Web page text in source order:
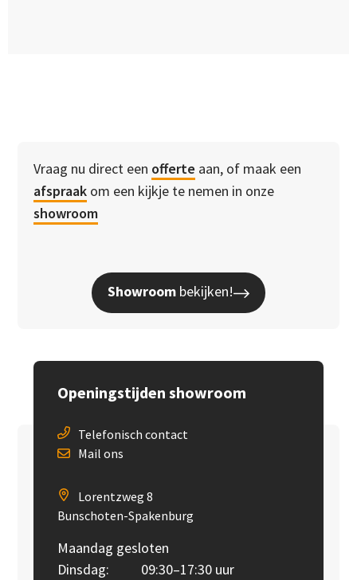
Vraag nu direct een offerte aan, of maak een
afspraak om een kijkje te nemen in onze
showroom
Showroom bekijken!
Openingstijden showroom
Telefonisch contact
Mail ons
Lorentzweg 8
Bunschoten-Spakenburg
Maandag gesloten
Dinsdag: 09:30–17:30 uur